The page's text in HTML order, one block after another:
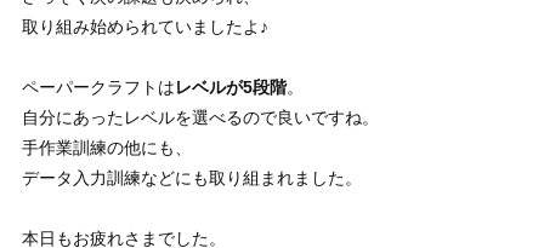
取り組み始められていましたよ♪
ペーパークラフトはレベルが5段階。
自分にあったレベルを選べるので良いですね。
手作業訓練の他にも、
データ入力訓練などにも取り組まれました。
本日もお疲れさまでした。